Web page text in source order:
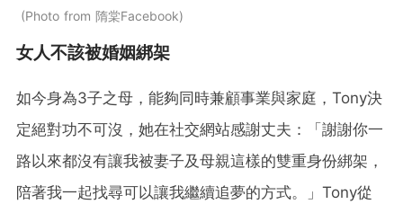
Photo from 隋棠Facebook
女人不該被婚姻綁架
如今身為3子之母，能夠同時兼顧事業與家庭，Tony決
定絕對功不可沒，她在社交網站感謝丈夫：「謝謝你一
路以來都沒有讓我被妻子及母親這樣的雙重身份綁架，
陪著我一起找尋可以讓我繼續追夢的方式。」Tony從